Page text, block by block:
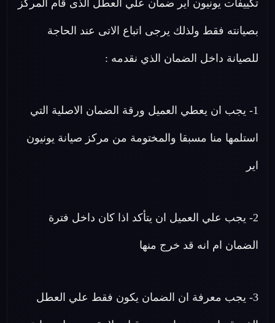
تكييفات يونيون اير ضمان علي العطل الذى قام المركز
بصيانته فقط ولذلك يرجى اتباع الاتى عند الحاجة
للصيانة داخل الضمان الذي نقدمه :
1- يجب ان يعطي العميل ورقة الضمان الاصلية التي
استلمها منا مسبقا والمختومة من مركز صيانة يونيون
اير
2- يجب علي العميل ان يتأكد اذا كان داخل فترة
الضمان ام انه قد خرج منها
3- يجب معرفة ان الضمان يكون فقط علي العطل